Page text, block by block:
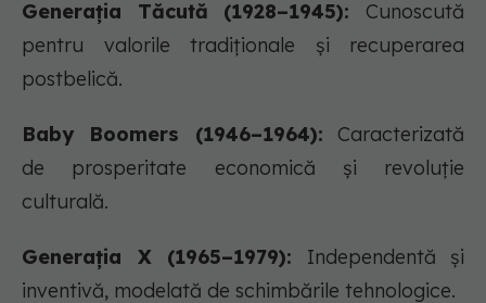
Generația Tăcută (1928–1945): Cunoscută
pentru valorile tradiționale și recuperarea
postbelică.
Baby Boomers (1946–1964): Caracterizată
de prosperitate economică și revoluție
culturală.
Generația X (1965–1979): Independentă și
inventivă, modelată de schimbările tehnologice.